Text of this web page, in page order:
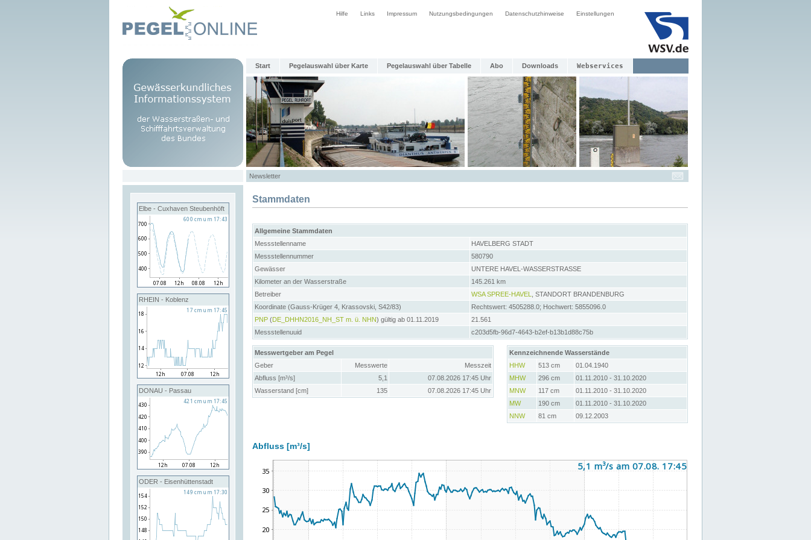
Hilfe Links Impressum Nutzungsbedingungen Datenschutzhinweise Einstellungen
Start Pegelauswahl über Karte Pegelauswahl über Tabelle Abo Downloads Webservices
Newsletter
Elbe - Cuxhaven Steubenhöft
RHEIN - Koblenz
DONAU - Passau
ODER - Eisenhüttenstadt
Stammdaten
Allgemeine Stammdaten
Messstellenname
HAVELBERG STADT
Messstellennummer
580790
Gewässer
UNTERE HAVEL-WASSERSTRASSE
Kilometer an der Wasserstraße
145.261 km
Betreiber
WSA SPREE-HAVEL
, STANDORT BRANDENBURG
Koordinate (Gauss-Krüger 4, Krassovski, S42/83)
Rechtswert: 4505288.0; Hochwert: 5855096.0
PNP (DE_DHHN2016_NH_ST m. ü. NHN) gültig ab 01.11.2019
21.561
Messstellenuuid
c203d5fb-96d7-4643-b2ef-b13b1d88c75b
Messwertgeber am Pegel
Geber
Messwerte
Messzeit
Abfluss [m³/s]
5,1
07.08.2026 17:45 Uhr
Wasserstand [cm]
135 07.08.2026 17:45 Uhr
Kennzeichnende Wasserstände
HHW
513 cm
01.04.1940
MHW
296 cm
01.11.2010 - 31.10.2020
MNW
117 cm
01.11.2010 - 31.10.2020
MW
190 cm
01.11.2010 - 31.10.2020
NNW
81 cm 09.12.2003
Abfluss [m³/s]